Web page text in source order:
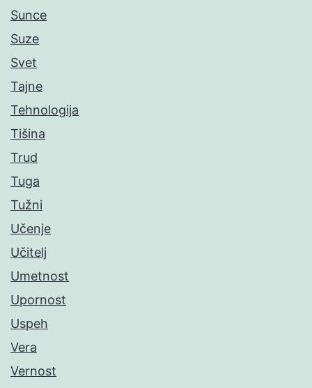
Sunce
Suze
Svet
Tajne
Tehnologija
Tišina
Trud
Tuga
Tužni
Učenje
Učitelj
Umetnost
Upornost
Uspeh
Vera
Vernost